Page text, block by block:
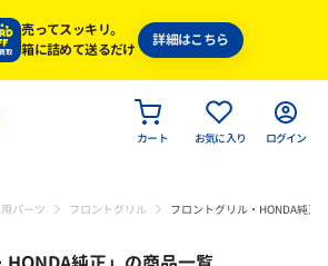
売ってスッキリ。
箱に詰めて送るだけ
詳細はこちら
カート お気に入り ログイン
パーツ フロントグリル フロントグリル・HONDA純正